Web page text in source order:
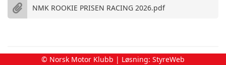
NMK ROOKIE PRISEN RACING 2026.pdf
Edward A. Husa tok sølv!
© Norsk Motor Klubb | Løsning: StyreWeb